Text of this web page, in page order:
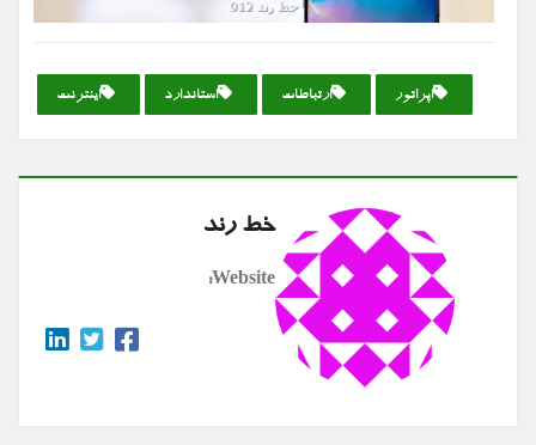
اپراتور ارتباطات استاندارد اینترنت
خط رند
Website: